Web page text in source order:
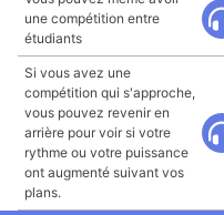
une compétition entre
étudiants
Si vous avez une
compétition qui s'approche,
vous pouvez revenir en
arrière pour voir si votre
rythme ou votre puissance
ont augmenté suivant vos
plans.